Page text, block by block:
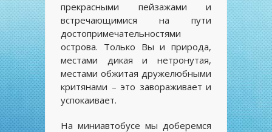
прекрасными пейзажами и
встречающимися на пути
достопримечательностями
острова. Только Вы и природа,
местами дикая и нетронутая,
местами обжитая дружелюбными
критянами – это завораживает и
успокаивает.
На миниавтобусе мы доберемся